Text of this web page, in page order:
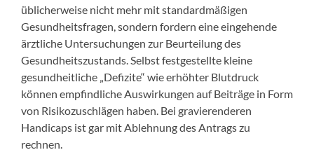
üblicherweise nicht mehr mit standardmäßigen
Gesundheitsfragen, sondern fordern eine eingehende
ärztliche Untersuchungen zur Beurteilung des
Gesundheitszustands. Selbst festgestellte kleine
gesundheitliche „Defizite“ wie erhöhter Blutdruck
können empfindliche Auswirkungen auf Beiträge in Form
von Risikozuschlägen haben. Bei gravierenderen
Handicaps ist gar mit Ablehnung des Antrags zu
rechnen.